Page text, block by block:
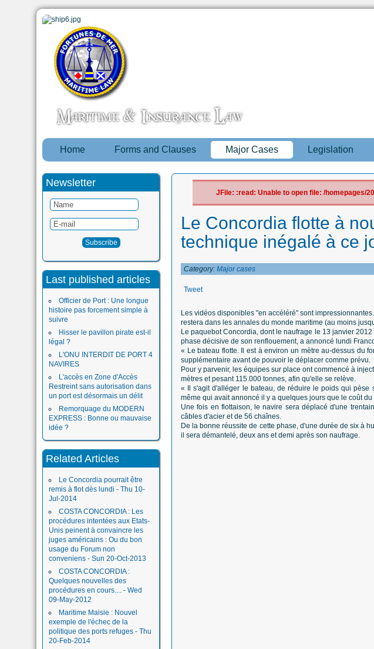
Home Forms and Clauses Major Cases Legislation
Newsletter
Last published articles
Officier de Port : Une longue
histoire pas forcement simple à
suivre
Hisser le pavillon pirate est-il
légal ?
L'ONU INTERDIT DE PORT 4
NAVIRES
L'accès en Zone d'Accès
Restreint sans autorisation dans
un port est désormais un délit
Remorquage du MODERN
EXPRESS : Bonne ou mauvaise
idée ?
Related Articles
Le Concordia pourrait être
remis à flot dès lundi - Thu 10-
Jul-2014
COSTA CONCORDIA : Les
procédures intentées aux Etats-
Unis peinent à convaincre les
juges américains : Ou du bon
usage du Forum non
conveniens - Sun 20-Oct-2013
COSTA CONCORDIA :
Quelques nouvelles des
procédures en cours.... - Wed
09-May-2012
Maritime Maisie : Nouvel
exemple de l'échec de la
politique des ports refuges - Thu
20-Feb-2014
JFile: :read: Unable to open file: /homepages/
Le Concordia flotte à
technique inégalé à ce
Category: Major cases
Tweet
Les vidéos disponibles "en accéléré" sont
restera dans les annales du monde maritime (au moins
Le paquebot Concordia, dont le naufrage le 13 janvier
phase décisive de son renflouement, a annoncé lundi
« Le bateau flotte. Il est à environ un mètre au-dessus du
supplémentaire avant de pouvoir le déplacer comme prévu.
Pour y parvenir, les équipes sur place ont commencé à
mètres et pesant 115.000 tonnes, afin qu'elle se relève.
« Il s'agit d'alléger le bateau, de réduire le poids qui pèse
même qui avait annoncé il y a quelques jours que le coût
Une fois en flottaison, le navire sera déplacé d'une
câbles d'acier et de 56 chaînes.
De la bonne réussite de cette phase, d'une durée de six à
il sera démantelé, deux ans et demi après son naufrage.